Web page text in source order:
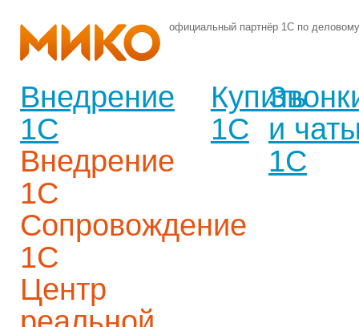
официальный партнёр 1С по
Внедрение
1С
Внедрение
1С
Сопровождение
1С
Центр
Купить
1С
и
1С